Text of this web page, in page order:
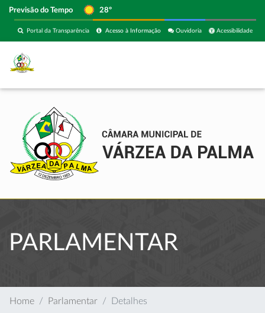
Previsão do Tempo 28º
Acessibilidade
Ouvidoria
Acesso à Informação
Portal da Transparência
PARLAMENTAR
Home Parlamentar Detalhes